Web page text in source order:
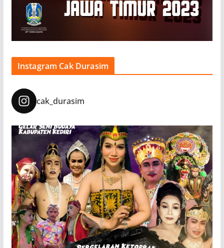
Instagram Cak Durasim
cak_durasim